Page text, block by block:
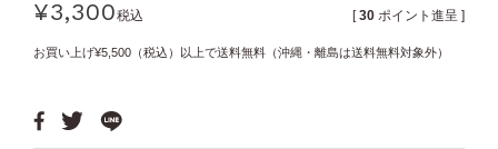
¥3,300税込 [ 30 ポイント進呈 ]
お買い上げ¥5,500（税込）以上で送料無料（沖縄・離島は送料無料対象外）